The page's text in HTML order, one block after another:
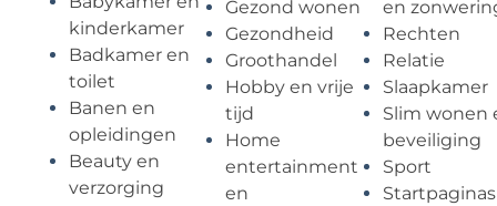
kinderkamer
Badkamer en
toilet
Banen en
opleidingen
Beauty en
verzorging
Gezond wonen
Gezondheid
Groothandel
Hobby en vrije
tijd
Home
entertainment
en
en
Rechten
Relatie
Slaapkamer
Slim wonen
beveiliging
Sport
Startpaginas